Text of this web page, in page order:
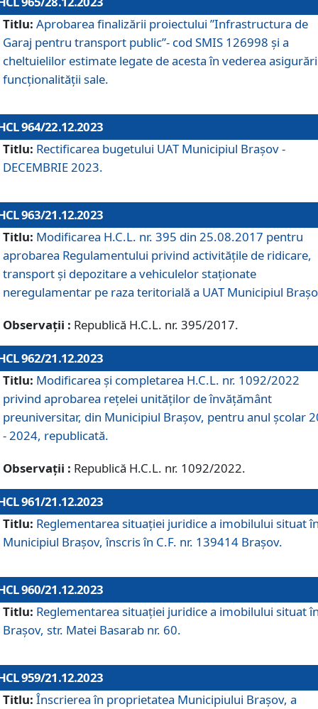
Titlu: Aprobarea finalizării proiectului ”Infrastructura de
Garaj pentru transport public”- cod SMIS 126998 și a
cheltuielilor estimate legate de acesta în vederea
funcționalității sale.
964/22.12.2023
Titlu: Rectificarea bugetului UAT Municipiul Braşov -
DECEMBRIE 2023.
963/21.12.2023
Titlu: Modificarea H.C.L. nr. 395 din 25.08.2017 pentru
aprobarea Regulamentului privind activitățile de ridicare,
transport şi depozitare a vehiculelor staționate
neregulamentar pe raza teritorială a UAT Municipiul
Observații : Republică H.C.L. nr. 395/2017.
962/21.12.2023
Titlu: Modificarea și completarea H.C.L. nr. 1092/2022
privind aprobarea rețelei unităților de învăţământ
preuniversitar, din Municipiul Braşov, pentru anul școlar
- 2024, republicată.
Observații : Republică H.C.L. nr. 1092/2022.
961/21.12.2023
Titlu: Reglementarea situației juridice a imobilului situat
Municipiul Brașov, înscris în C.F. nr. 139414 Brașov.
960/21.12.2023
Titlu: Reglementarea situației juridice a imobilului situat
Brașov, str. Matei Basarab nr. 60.
959/21.12.2023
Titlu: Înscrierea în proprietatea Municipiului Brașov, a